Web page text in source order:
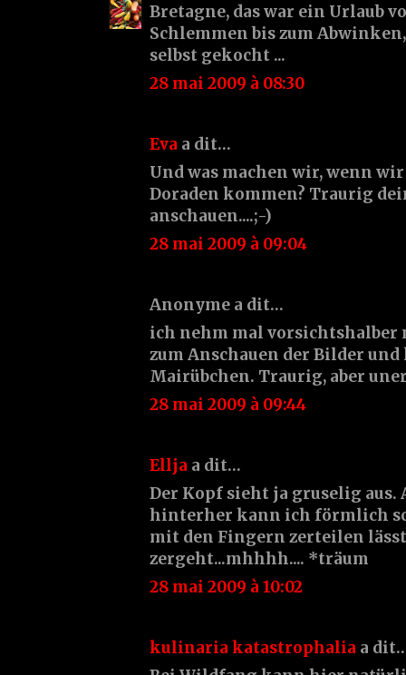
Bretagne, das war ein Urlaub
Schlemmen bis zum
selbst gekocht ...
28 mai 2009 à 08:30
Eva a dit…
Und was machen wir, wenn
Doraden kommen? Traurig
anschauen....;-)
28 mai 2009 à 09:04
Anonyme a dit…
ich nehm mal vorsichtshalber
zum Anschauen der Bilder und
Mairübchen. Traurig, aber
28 mai 2009 à 09:44
Ellja a dit…
Der Kopf sieht ja gruselig aus.
hinterher kann ich förmlich
mit den Fingern zerteilen
zergeht...mhhhh.... *träum
28 mai 2009 à 10:02
kulinaria katastrophalia a